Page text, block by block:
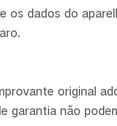
os dados do
original
garantia não